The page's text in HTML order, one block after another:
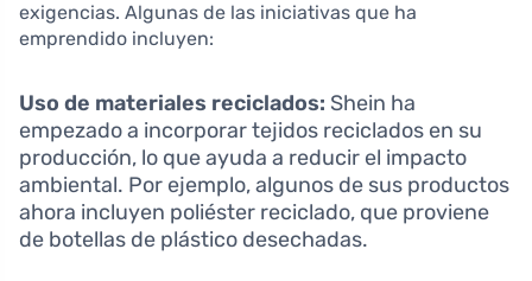
exigencias. Algunas de las iniciativas que ha
emprendido incluyen:
Uso de materiales reciclados: Shein ha
empezado a incorporar tejidos reciclados en su
producción, lo que ayuda a reducir el impacto
ambiental. Por ejemplo, algunos de sus productos
ahora incluyen poliéster reciclado, que proviene
de botellas de plástico desechadas.